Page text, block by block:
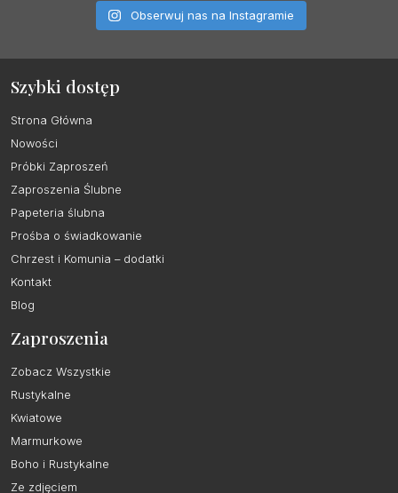
Obserwuj nas na Instagramie
Szybki dostęp
Strona Główna
Nowości
Próbki Zaproszeń
Zaproszenia Ślubne
Papeteria ślubna
Prośba o świadkowanie
Chrzest i Komunia – dodatki
Kontakt
Blog
Zaproszenia
Zobacz Wszystkie
Rustykalne
Kwiatowe
Marmurkowe
Boho i Rustykalne
Ze zdjęciem